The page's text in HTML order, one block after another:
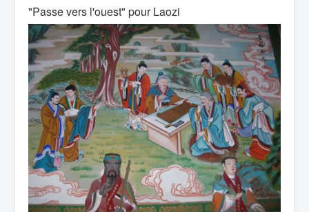
"Passe vers l'ouest" pour Laozi